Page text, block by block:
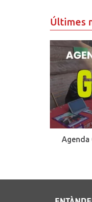
Últimes
Agenda